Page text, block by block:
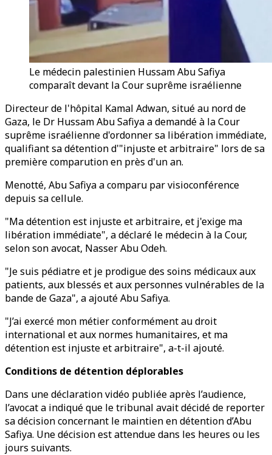
Le médecin palestinien Hussam Abu Safiya
comparaît devant la Cour suprême israélienne
Directeur de l'hôpital Kamal Adwan, situé au nord de
Gaza, le Dr Hussam Abu Safiya a demandé à la Cour
suprême israélienne d'ordonner sa libération immédiate,
qualifiant sa détention d'"injuste et arbitraire" lors de sa
première comparution en près d'un an.
Menotté, Abu Safiya a comparu par visioconférence
depuis sa cellule.
"Ma détention est injuste et arbitraire, et j'exige ma
libération immédiate", a déclaré le médecin à la Cour,
selon son avocat, Nasser Abu Odeh.
"Je suis pédiatre et je prodigue des soins médicaux aux
patients, aux blessés et aux personnes vulnérables de la
bande de Gaza", a ajouté Abu Safiya.
"J’ai exercé mon métier conformément au droit
international et aux normes humanitaires, et ma
détention est injuste et arbitraire", a-t-il ajouté.
Conditions de détention déplorables
Dans une déclaration vidéo publiée après l’audience,
l’avocat a indiqué que le tribunal avait décidé de reporter
sa décision concernant le maintien en détention d’Abu
Safiya. Une décision est attendue dans les heures ou les
jours suivants.